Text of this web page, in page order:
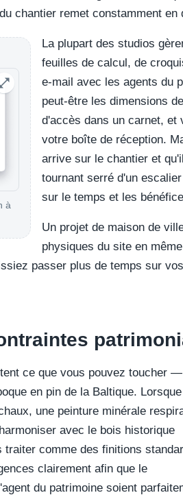
chantier remet constamment en
à
La plupart des studios
feuilles de calcul, de
e-mail avec les agents du
peut-être les dimensions
d'accès dans un carnet, et
votre boîte de réception.
arrive sur le chantier et
tournant serré d'un
sur le temps et les
Un projet de maison de
physiques du site en
passer plus de temps sur
ce que vous pouvez toucher
en pin de la Baltique. Lorsque
une peinture minérale
avec le bois historique
comme des finitions
clairement afin que le
du patrimoine soient